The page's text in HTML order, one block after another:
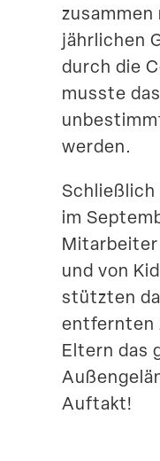
jährlichen
durch die
musste
werden.
Schließlich
im
Mitar­beiter
und von
stützten
entfernten
Eltern das
Auftakt!